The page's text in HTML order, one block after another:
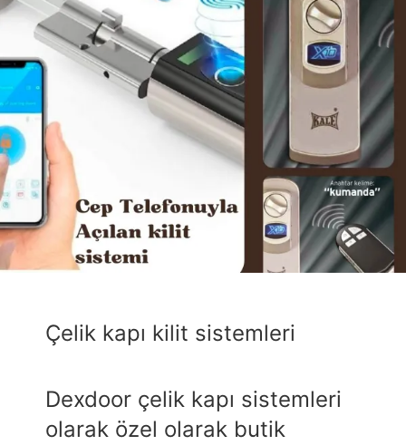
Çelik kapı kilit sistemleri
Dexdoor çelik kapı sistemleri
olarak özel olarak butik